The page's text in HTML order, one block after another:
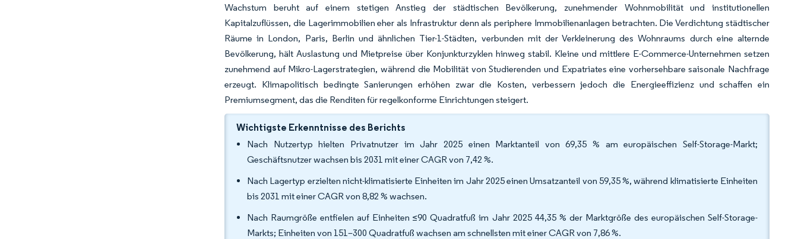
Wachstum beruht auf einem stetigen Anstieg der städtischen Bevölkerung, zunehmender Wohnmobilität und institutionellen
Kapitalzuflüssen, die Lagerimmobilien eher als Infrastruktur denn als periphere Immobilienanlagen betrachten. Die Verdichtung städtischer
Räume in London, Paris, Berlin und ähnlichen Tier-1-Städten, verbunden mit der Verkleinerung des Wohnraums durch eine alternde
Bevölkerung, hält Auslastung und Mietpreise über Konjunkturzyklen hinweg stabil. Kleine und mittlere E-Commerce-Unternehmen setzen
zunehmend auf Mikro-Lagerstrategien, während die Mobilität von Studierenden und Expatriates eine vorhersehbare saisonale Nachfrage
erzeugt. Klimapolitisch bedingte Sanierungen erhöhen zwar die Kosten, verbessern jedoch die Energieeffizienz und schaffen ein
Premiumsegment, das die Renditen für regelkonforme Einrichtungen steigert.
Wichtigste Erkenntnisse des Berichts
Nach Nutzertyp hielten Privatnutzer im Jahr 2025 einen Marktanteil von 69,35 % am europäischen Self-Storage-Markt;
Geschäftsnutzer wachsen bis 2031 mit einer CAGR von 7,42 %.
Nach Lagertyp erzielten nicht-klimatisierte Einheiten im Jahr 2025 einen Umsatzanteil von 59,35 %, während klimatisierte Einheiten
bis 2031 mit einer CAGR von 8,82 % wachsen.
Nach Raumgröße entfielen auf Einheiten ≤90 Quadratfuß im Jahr 2025 44,35 % der Marktgröße des europäischen Self-Storage-
Markts; Einheiten von 151–300 Quadratfuß wachsen am schnellsten mit einer CAGR von 7,86 %.